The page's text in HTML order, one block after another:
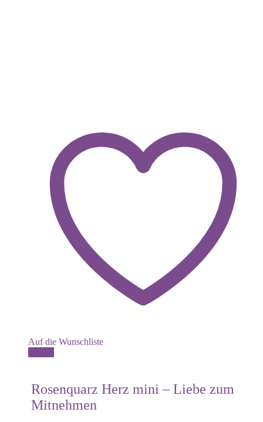
Auf die Wunschliste
Rosenquarz Herz mini – Liebe zum
Mitnehmen